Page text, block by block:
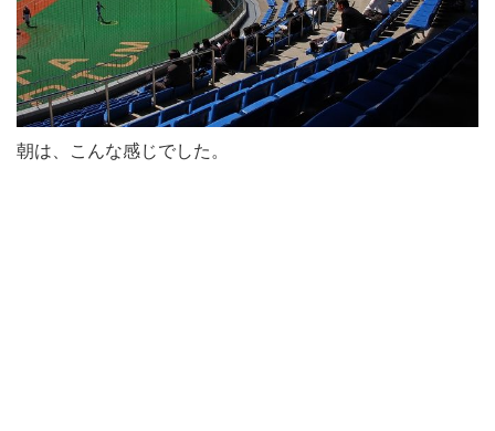
朝は、こんな感じでした。